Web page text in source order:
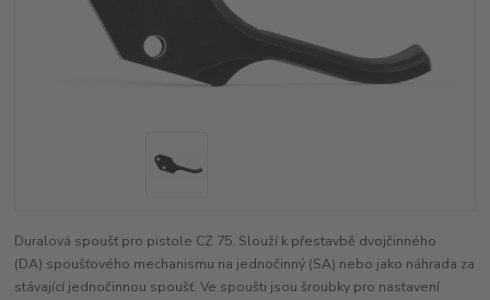
Duralová spoušť pro pistole CZ 75. Slouží k přestavbě dvojčinného
(DA) spoušťového mechanismu na jednočinný (SA) nebo jako náhrada za
stávající jednočinnou spoušť. Ve spoušti jsou šroubky pro nastavení